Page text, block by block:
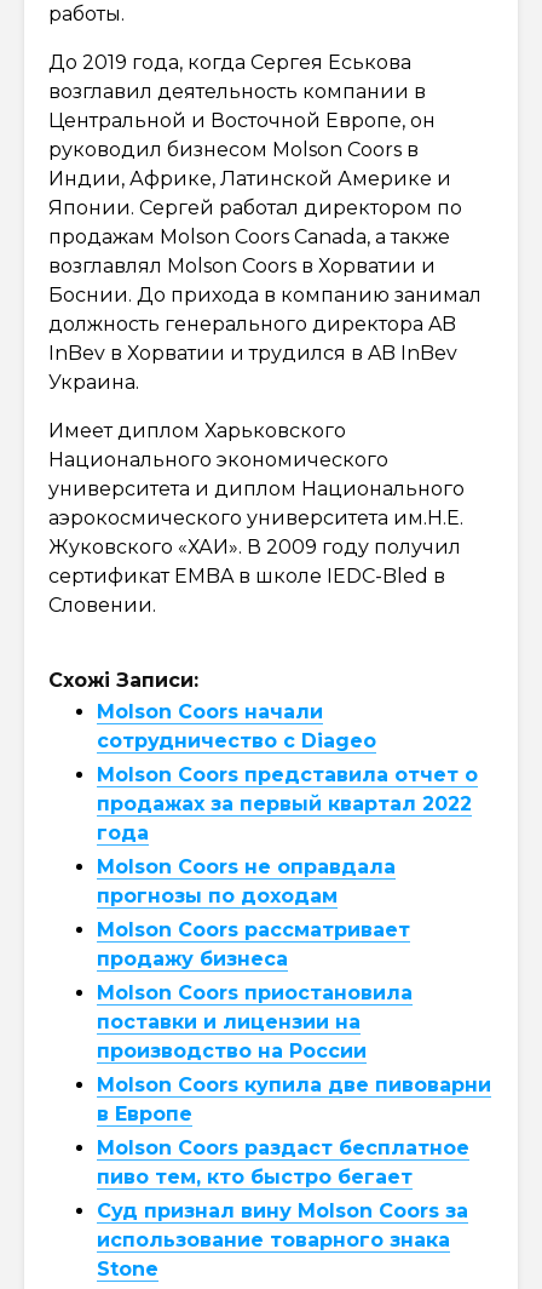
работы.
До 2019 года, когда Сергея Еськова
возглавил деятельность компании в
Центральной и Восточной Европе, он
руководил бизнесом Molson Coors в
Индии, Африке, Латинской Америке и
Японии. Сергей работал директором по
продажам Molson Coors Canada, а также
возглавлял Molson Coors в Хорватии и
Боснии. До прихода в компанию занимал
должность генерального директора AB
InBev в Хорватии и трудился в AB InBev
Украина.
Имеет диплом Харьковского
Национального экономического
университета и диплом Национального
аэрокосмического университета им.Н.Е.
Жуковского «ХАИ». В 2009 году получил
сертификат EMBA в школе IEDC-Bled в
Словении.
Схожі Записи:
Molson Coors начали
сотрудничество с Diageo
Molson Coors представила отчет о
продажах за первый квартал 2022
года
Molson Coors не оправдала
прогнозы по доходам
Molson Coors рассматривает
продажу бизнеса
Molson Coors приостановила
поставки и лицензии на
производство на России
Molson Coors купила две пивоварни
в Европе
Molson Coors раздаст бесплатное
пиво тем, кто быстро бегает
Суд признал вину Molson Coors за
использование товарного знака
Stone